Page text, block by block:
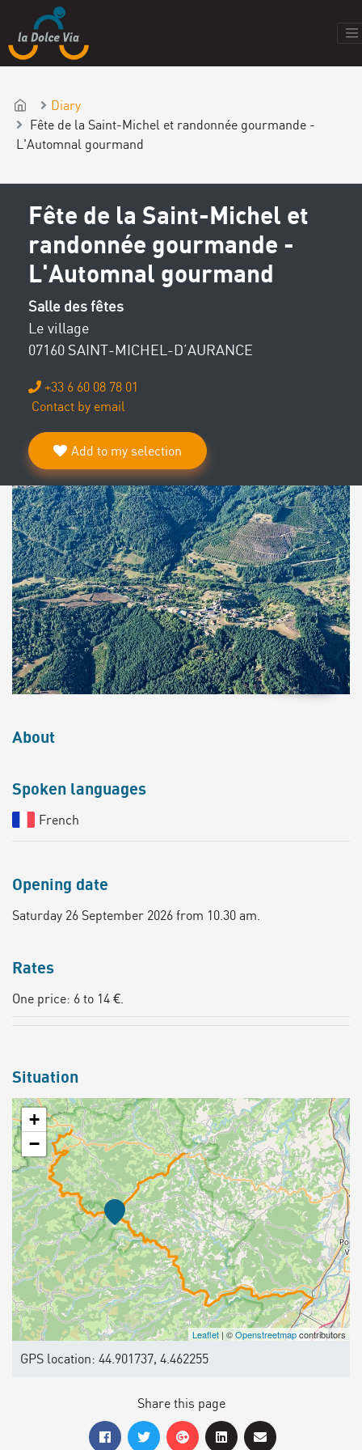
Diary
Fête de la Saint-Michel et randonnée gourmande -
L'Automnal gourmand
Fête de la Saint-Michel et
randonnée gourmande -
L'Automnal gourmand
Salle des fêtes
Le village
07160 SAINT-MICHEL-D’AURANCE
+33 6 60 08 78 01
Contact by email
Add to my selection
About
Spoken languages
French
Opening date
Saturday 26 September 2026 from 10.30 am.
Rates
One price: 6 to 14 €.
Situation
+
−
Leaflet | ©Openstreetmapcontributors
GPS location: 44.901737, 4.462255
Share this page